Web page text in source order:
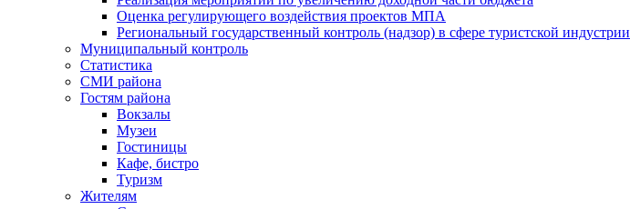
Оценка регулирующего воздействия проектов МПА
Региональный государственный контроль (надзор) в сфере туристской индустрии
Муниципальный контроль
Статистика
СМИ района
Гостям района
Вокзалы
Музеи
Гостиницы
Кафе, бистро
Туризм
Жителям